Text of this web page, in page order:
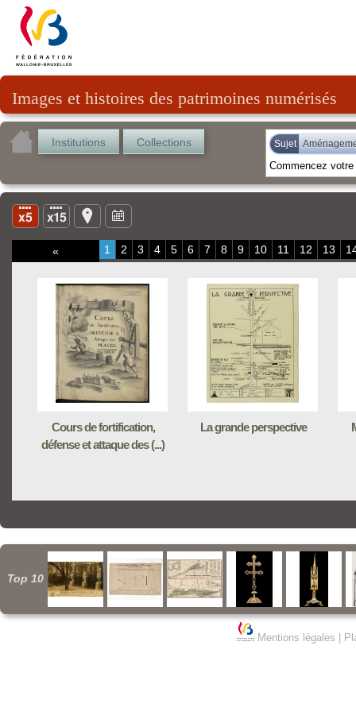
Images et histoires des patrimoines numérisés
Institutions Collections Sujet
« 1 2 3 4 5 6 7 8 9 10 11 12 13
Cours de fortification,
défense et attaque des (...)
La grande perspective
Top 10
Mentions légales